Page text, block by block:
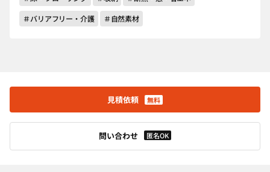
＃バリアフリー・介護
＃自然素材
見積依頼 無料
問い合わせ 匿名OK